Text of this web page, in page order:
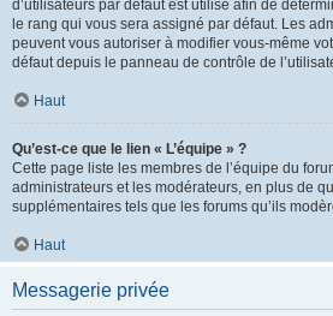
d’utilisateurs par défaut est utilisé afin de
le rang qui vous sera assigné par défaut. Les
peuvent vous autoriser à modifier vous-même
défaut depuis le panneau de contrôle de
Haut
Qu’est-ce que le lien « L’équipe » ?
Cette page liste les membres de l’équipe du
administrateurs et les modérateurs, en plus de
supplémentaires tels que les forums qu’ils
Haut
Messagerie privée